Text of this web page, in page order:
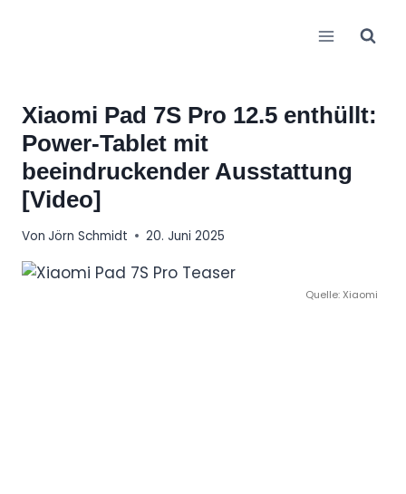
Xiaomi Pad 7S Pro 12.5 enthüllt:
Power-Tablet mit
beeindruckender Ausstattung
[Video]
Von Jörn Schmidt 20. Juni 2025
Quelle: Xiaomi